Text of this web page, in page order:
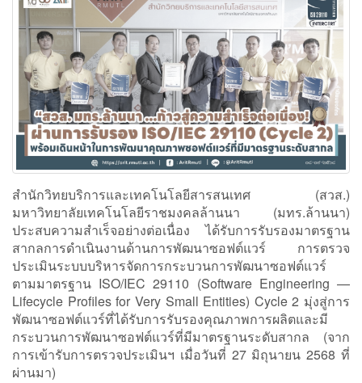
สำนักวิทยบริการและเทคโนโลยีสารสนเทศ (สวส.)
มหาวิทยาลัยเทคโนโลยีราชมงคลล้านนา (มทร.ล้านนา)
ประสบความสำเร็จอย่างต่อเนื่อง ได้รับการรับรองมาตรฐาน
สากลการดำเนินงานด้านการพัฒนาซอฟต์แวร์ การตรวจ
ประเมินระบบบริหารจัดการกระบวนการพัฒนาซอฟต์แวร์
ตามมาตรฐาน ISO/IEC 29110 (Software Engineering —
Lifecycle Profiles for Very Small Entities) Cycle 2 มุ่งสู่การ
พัฒนาซอฟต์แวร์ที่ได้รับการรับรองคุณภาพการผลิตและมี
กระบวนการพัฒนาซอฟต์แวร์ที่มีมาตรฐานระดับสากล (จาก
การเข้ารับการตรวจประเมินฯ เมื่อวันที่ 27 มิถุนายน 2568 ที่
ผ่านมา)